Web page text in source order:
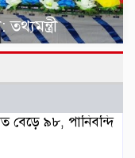
তথ্যমন্ত্রী
বেড়ে ৯৮, পানিবন্দি